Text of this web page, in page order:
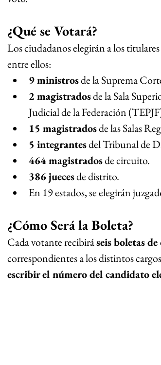
¿Qué se Votará?
Los ciudadanos elegirán a los
entre ellos:
9 ministros de la Suprema
2 magistrados de la Sala
Judicial de la Federación
15 magistrados de las Salas
5 integrantes del Tribunal de
464 magistrados de circuito.
386 jueces de distrito.
En 19 estados, se elegirán
¿Cómo Será la Boleta?
Cada votante recibirá seis boletas
correspondientes a los distintos
escribir el número del candidato